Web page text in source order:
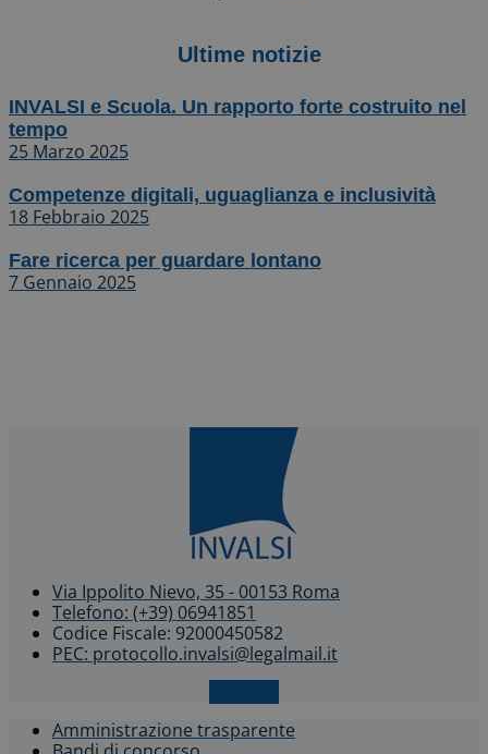
Ultime notizie
INVALSI e Scuola. Un rapporto forte costruito nel
tempo
25 Marzo 2025
Competenze digitali, uguaglianza e inclusività
18 Febbraio 2025
Fare ricerca per guardare lontano
7 Gennaio 2025
Via Ippolito Nievo, 35 - 00153 Roma
Telefono: (+39) 06941851
Codice Fiscale: 92000450582
PEC: protocollo.invalsi@legalmail.it
Amministrazione trasparente